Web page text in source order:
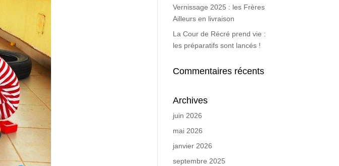
Vernissage 2025 : les Frères
Ailleurs en livraison
La Cour de Récré prend vie :
les préparatifs sont lancés !
Commentaires récents
Archives
juin 2026
mai 2026
janvier 2026
septembre 2025